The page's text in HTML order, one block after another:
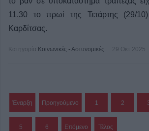
11.30 το πρωί της Τετάρτης (29/
Καρδίτσας.
Κατηγορία Κοινωνικές - Αστυνομικές 29 Οκτ 2025
Έναρξη Προηγούμενο 1 2
5 6 Επόμενο Τέλος